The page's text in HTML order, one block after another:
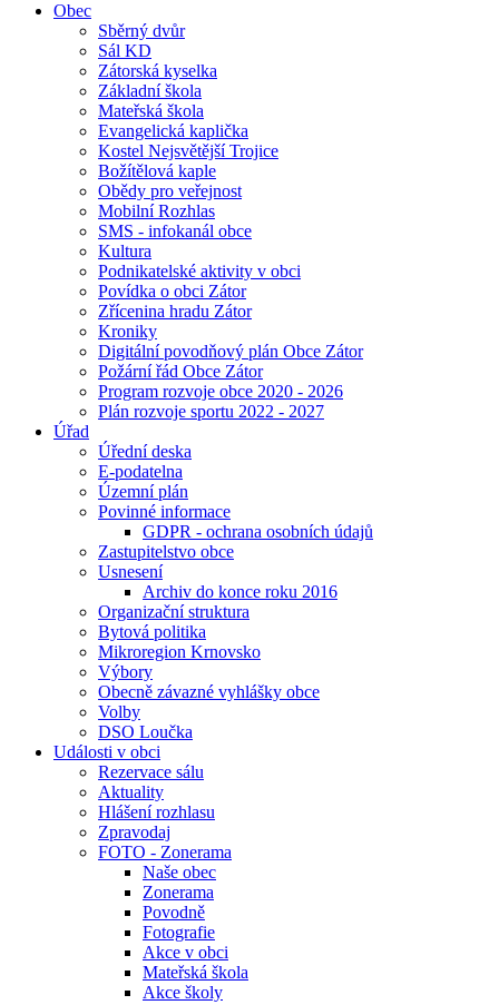
Obec
Sběrný dvůr
Sál KD
Zátorská kyselka
Základní škola
Mateřská škola
Evangelická kaplička
Kostel Nejsvětější Trojice
Božítělová kaple
Obědy pro veřejnost
Mobilní Rozhlas
SMS - infokanál obce
Kultura
Podnikatelské aktivity v obci
Povídka o obci Zátor
Zřícenina hradu Zátor
Kroniky
Digitální povodňový plán Obce Zátor
Požární řád Obce Zátor
Program rozvoje obce 2020 - 2026
Plán rozvoje sportu 2022 - 2027
Úřad
Úřední deska
E-podatelna
Územní plán
Povinné informace
GDPR - ochrana osobních údajů
Zastupitelstvo obce
Usnesení
Archiv do konce roku 2016
Organizační struktura
Bytová politika
Mikroregion Krnovsko
Výbory
Obecně závazné vyhlášky obce
Volby
DSO Loučka
Události v obci
Rezervace sálu
Aktuality
Hlášení rozhlasu
Zpravodaj
FOTO - Zonerama
Naše obec
Zonerama
Povodně
Fotografie
Akce v obci
Mateřská škola
Akce školy